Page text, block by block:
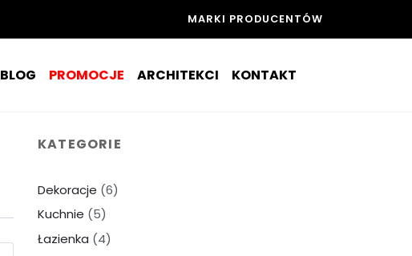
MARKI PRODUCENTÓW
BLOG PROMOCJE ARCHITEKCI KONTAKT
KATEGORIE
Dekoracje (6)
Kuchnie (5)
Łazienka (4)